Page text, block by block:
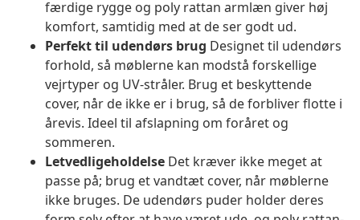
færdige rygge og poly rattan armlæn giver høj
komfort, samtidig med at de ser godt ud.
Perfekt til udendørs brug Designet til udendørs
forhold, så møblerne kan modstå forskellige
vejrtyper og UV-stråler. Brug et beskyttende
cover, når de ikke er i brug, så de forbliver flotte i
årevis. Ideel til afslapning om foråret og
sommeren.
Letvedligeholdelse Det kræver ikke meget at
passe på; brug et vandtæt cover, når møblerne
ikke bruges. De udendørs puder holder deres